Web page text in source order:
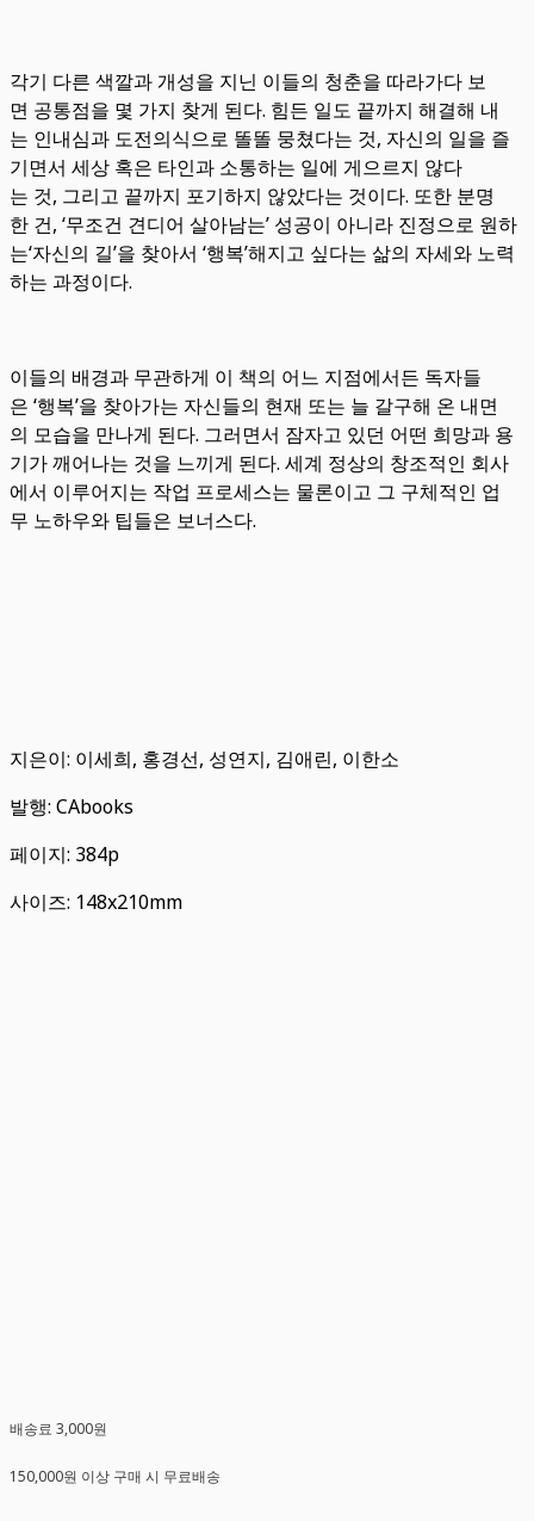
각기 다른 색깔과 개성을 지닌 이들의 청춘을 따라가다 보
면 공통점을 몇 가지 찾게 된다. 힘든 일도 끝까지 해결해 내
는 인내심과 도전의식으로 똘똘 뭉쳤다는 것, 자신의 일을 즐
기면서 세상 혹은 타인과 소통하는 일에 게으르지 않다
는 것, 그리고 끝까지 포기하지 않았다는 것이다. 또한 분명
한 건, ‘무조건 견디어 살아남는’ 성공이 아니라 진정으로 원하
는‘자신의 길’을 찾아서 ‘행복’해지고 싶다는 삶의 자세와 노력
하는 과정이다.
이들의 배경과 무관하게 이 책의 어느 지점에서든 독자들
은 ‘행복’을 찾아가는 자신들의 현재 또는 늘 갈구해 온 내면
의 모습을 만나게 된다. 그러면서 잠자고 있던 어떤 희망과 용
기가 깨어나는 것을 느끼게 된다. 세계 정상의 창조적인 회사
에서 이루어지는 작업 프로세스는 물론이고 그 구체적인 업
무 노하우와 팁들은 보너스다.
지은이: 이세희, 홍경선, 성연지, 김애린, 이한소
발행: CAbooks
페이지: 384p
사이즈: 148x210mm
배송료 3,000원
150,000원 이상 구매 시 무료배송